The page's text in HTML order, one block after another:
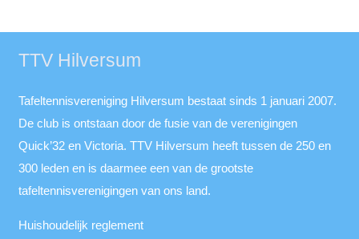
TTV Hilversum
Tafeltennisvereniging Hilversum bestaat sinds 1 januari 2007.
De club is ontstaan door de fusie van de verenigingen
Quick’32 en Victoria. TTV Hilversum heeft tussen de 250 en
300 leden en is daarmee een van de grootste
tafeltennisverenigingen van ons land.
Huishoudelijk reglement